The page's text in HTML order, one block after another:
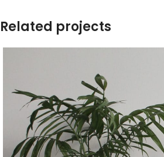
Related projects